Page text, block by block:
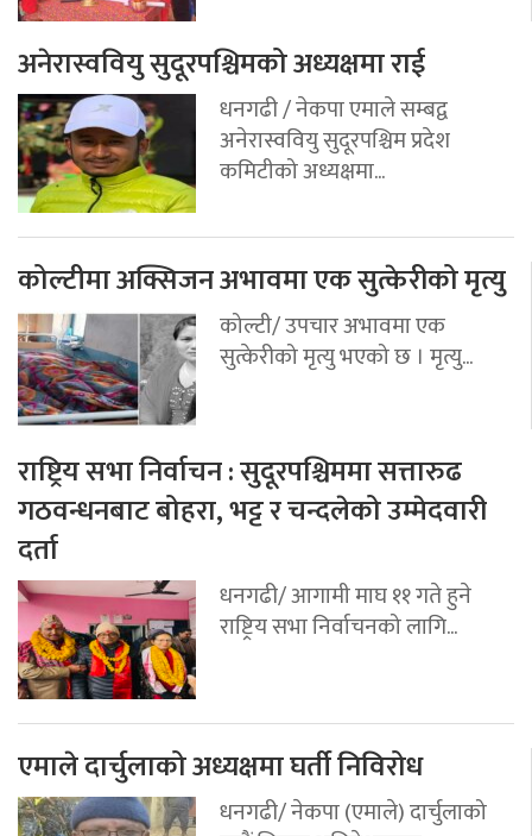
अनेरास्ववियु सुदूरपश्चिमको अध्यक्षमा राई
धनगढी / नेकपा एमाले सम्बद्व
अनेरास्ववियु सुदूरपश्चिम प्रदेश
कमिटीको अध्यक्षमा...
कोल्टीमा अक्सिजन अभावमा एक सुत्केरीको मृत्यु
कोल्टी/ उपचार अभावमा एक
सुत्केरीको मृत्यु भएको छ । मृत्यु...
राष्ट्रिय सभा निर्वाचन : सुदूरपश्चिममा सत्तारुढ
गठवन्धनबाट बोहरा, भट्ट र चन्दलेको उम्मेदवारी
दर्ता
धनगढी/ आगामी माघ ११ गते हुने
राष्ट्रिय सभा निर्वाचनको लागि...
एमाले दार्चुलाको अध्यक्षमा घर्ती निविरोध
धनगढी/ नेकपा (एमाले) दार्चुलाको